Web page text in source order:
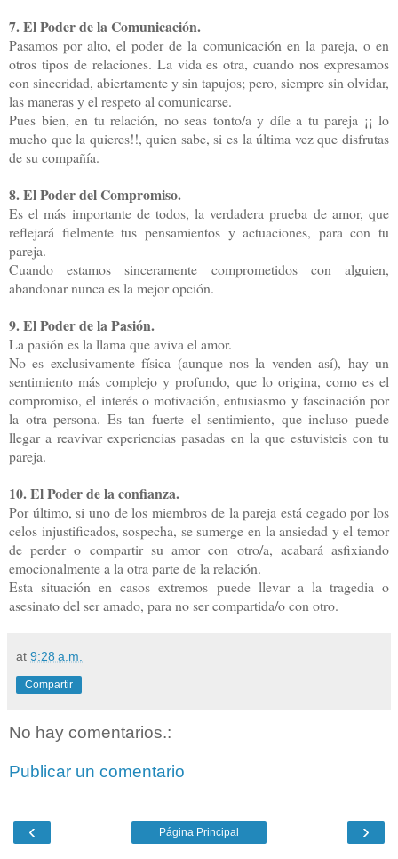
7. El Poder de la Comunicación.
Pasamos por alto, el poder de la comunicación en la pareja, o en
otros tipos de relaciones. La vida es otra, cuando nos expresamos
con sinceridad, abiertamente y sin tapujos; pero, siempre sin olvidar,
las maneras y el respeto al comunicarse.
Pues bien, en tu relación, no seas tonto/a y díle a tu pareja ¡¡ lo
mucho que la quieres!!, quien sabe, si es la última vez que disfrutas
de su compañía.
8. El Poder del Compromiso.
Es el más importante de todos, la verdadera prueba de amor, que
reflejará fielmente tus pensamientos y actuaciones, para con tu
pareja.
Cuando estamos sinceramente comprometidos con alguien,
abandonar nunca es la mejor opción.
9. El Poder de la Pasión.
La pasión es la llama que aviva el amor.
No es exclusivamente física (aunque nos la venden así), hay un
sentimiento más complejo y profundo, que lo origina, como es el
compromiso, el interés o motivación, entusiasmo y fascinación por
la otra persona. Es tan fuerte el sentimiento, que incluso puede
llegar a reavivar experiencias pasadas en la que estuvisteis con tu
pareja.
10. El Poder de la confianza.
Por último, si uno de los miembros de la pareja está cegado por los
celos injustificados, sospecha, se sumerge en la ansiedad y el temor
de perder o compartir su amor con otro/a, acabará asfixiando
emocionalmente a la otra parte de la relación.
Esta situación en casos extremos puede llevar a la tragedia o
asesinato del ser amado, para no ser compartida/o con otro.
at 9:28 a.m.
Compartir
No hay comentarios.:
Publicar un comentario
‹ ›
Página Principal